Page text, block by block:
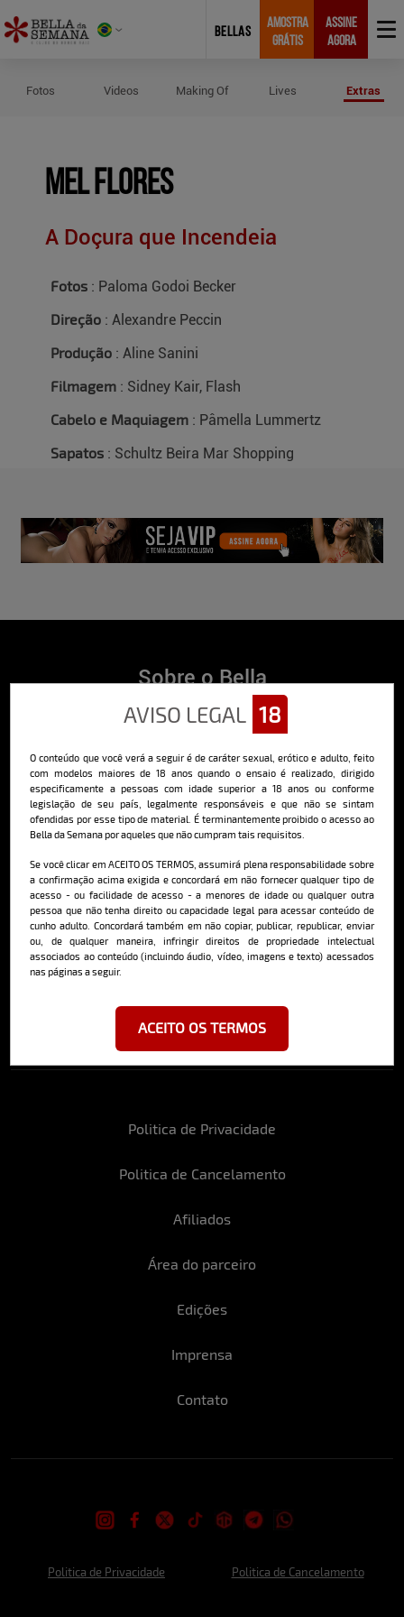
BELLAS
AMOSTRA
GRÁTIS
ASSINE
AGORA
Fotos Videos Making Of Lives Extras
Mel Flores
A Doçura que Incendeia
Fotos : Paloma Godoi Becker
Direção : Alexandre Peccin
Produção : Aline Sanini
Filmagem : Sidney Kair, Flash
Cabelo e Maquiagem : Pâmella Lummertz
Sapatos : Schultz Beira Mar Shopping
AVISO LEGAL 18
O conteúdo que você verá a seguir é de caráter sexual, erótico e adulto, feito
com modelos maiores de 18 anos quando o ensaio é realizado, dirigido
especificamente a pessoas com idade superior a 18 anos ou conforme
legislação de seu país, legalmente responsáveis e que não se sintam
ofendidas por esse tipo de material. É terminantemente proibido o acesso ao
Bella da Semana por aqueles que não cumpram tais requisitos.
Se você clicar em ACEITO OS TERMOS, assumirá plena responsabilidade sobre
a confirmação acima exigida e concordará em não fornecer qualquer tipo de
acesso - ou facilidade de acesso - a menores de idade ou qualquer outra
pessoa que não tenha direito ou capacidade legal para acessar conteúdo de
cunho adulto. Concordará também em não copiar, publicar, republicar, enviar
ou, de qualquer maneira, infringir direitos de propriedade intelectual
associados ao conteúdo (incluindo áudio, vídeo, imagens e texto) acessados
nas páginas a seguir.
ACEITO OS TERMOS
Sobre o Bella
O Bella da Semana é a maior e mais longeva revista masculina digital
do Brasil, com ensaios fotográficos e vídeos exclusivos de alta
qualidade, além de conteúdo editorial sobre saúde, esportes, moda,
comportamento, relacionamentos, tecnologia e erotismo.
Saiba mais
Politica de Privacidade
Politica de Cancelamento
Afiliados
Área do parceiro
Edições
Imprensa
Contato
Cadastre-se e receba a mais
deliciosa newsletter da internet
e aceita nossos termos de uso da web e política de privacidade e
Politica de Privacidade Politica de Cancelamento